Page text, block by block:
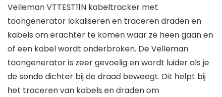
Velleman VTTEST11N kabeltracker met
toongenerator lokaliseren en traceren draden en
kabels om erachter te komen waar ze heen gaan en
of een kabel wordt onderbroken. De Velleman
toongenerator is zeer gevoelig en wordt luider als je
de sonde dichter bij de draad beweegt. Dit helpt bij
het traceren van kabels en draden om